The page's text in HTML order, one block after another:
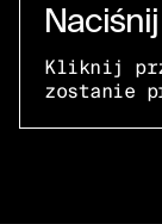
Kliknij
zostanie